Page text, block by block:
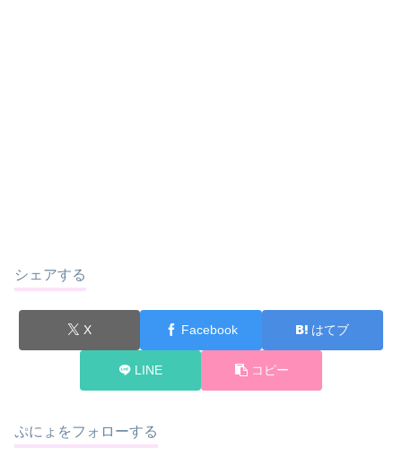
シェアする
X Facebook はてブ
LINE コピー
ぷにょをフォローする